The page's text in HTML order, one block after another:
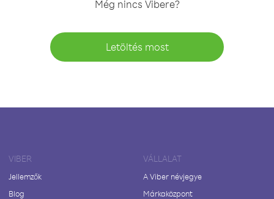
Még nincs Vibere?
Letöltés most
VIBER
Jellemzők
Blog
VÁLLALAT
A Viber névjegye
Márkaközpont